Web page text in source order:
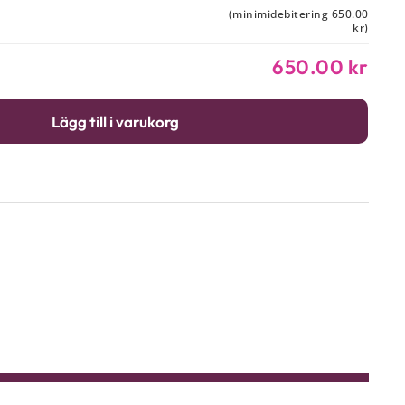
(minimidebitering 650.00
kr)
650.00 kr
Lägg till i varukorg